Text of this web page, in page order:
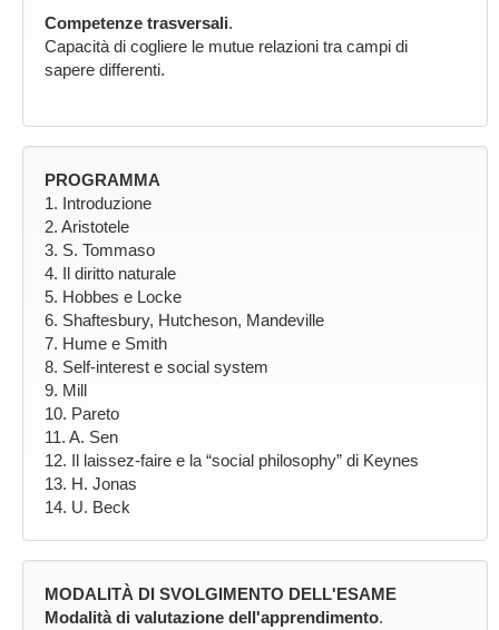
Competenze trasversali.
Capacità di cogliere le mutue relazioni tra campi di
sapere differenti.
PROGRAMMA
1. Introduzione
2. Aristotele
3. S. Tommaso
4. Il diritto naturale
5. Hobbes e Locke
6. Shaftesbury, Hutcheson, Mandeville
7. Hume e Smith
8. Self-interest e social system
9. Mill
10. Pareto
11. A. Sen
12. Il laissez-faire e la “social philosophy” di Keynes
13. H. Jonas
14. U. Beck
MODALITÀ DI SVOLGIMENTO DELL'ESAME
Modalità di valutazione dell'apprendimento.